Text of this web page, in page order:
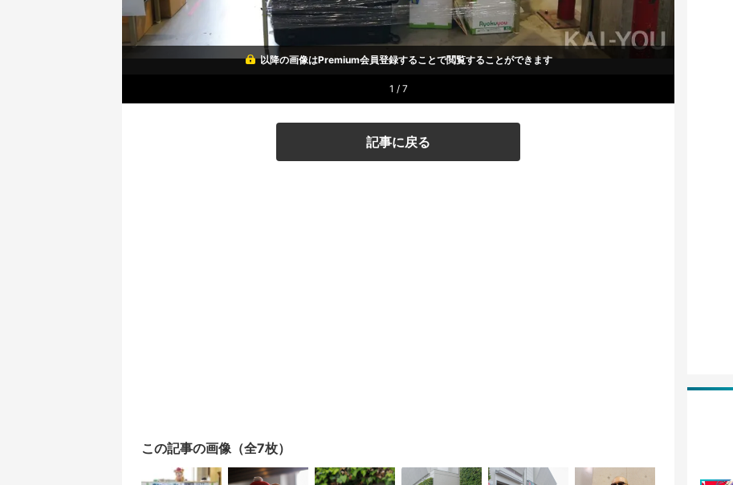
以降の画像はPremium会員登録することで閲覧することができます
1 / 7
記事に戻る
この記事の画像（全7枚）